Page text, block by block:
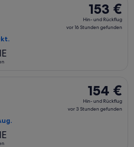
153 €
Hin-
und
153 €
Hin- und Rückflug
vor 16 Stunden gefunden
154 €
Hin-
und
154 €
Hin- und Rückflug
vor 3 Stunden gefunden